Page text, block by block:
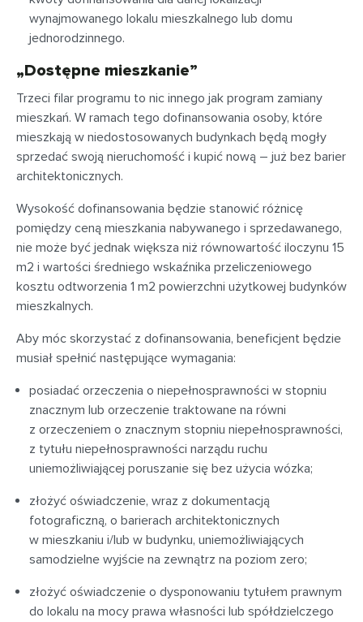
wynajmowanego lokalu mieszkalnego lub domu
jednorodzinnego.
„Dostępne mieszkanie”
Trzeci filar programu to nic innego jak program zamiany
mieszkań. W ramach tego dofinansowania osoby, które
mieszkają w niedostosowanych budynkach będą mogły
sprzedać swoją nieruchomość i kupić nową – już bez barier
architektonicznych.
Wysokość dofinansowania będzie stanowić różnicę
pomiędzy ceną mieszkania nabywanego i sprzedawanego,
nie może być jednak większa niż równowartość iloczynu 15
m2 i wartości średniego wskaźnika przeliczeniowego
kosztu odtworzenia 1 m2 powierzchni użytkowej budynków
mieszkalnych.
Aby móc skorzystać z dofinansowania, beneficjent będzie
musiał spełnić następujące wymagania:
posiadać orzeczenia o niepełnosprawności w stopniu
znacznym lub orzeczenie traktowane na równi
z orzeczeniem o znacznym stopniu niepełnosprawności,
z tytułu niepełnosprawności narządu ruchu
uniemożliwiającej poruszanie się bez użycia wózka;
złożyć oświadczenie, wraz z dokumentacją
fotograficzną, o barierach architektonicznych
w mieszkaniu i/lub w budynku, uniemożliwiających
samodzielne wyjście na zewnątrz na poziom zero;
złożyć oświadczenie o dysponowaniu tytułem prawnym
do lokalu na mocy prawa własności lub spółdzielczego